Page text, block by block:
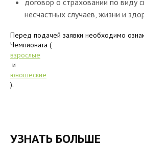
договор о страховании по виду
несчастных случаев, жизни и
Перед подачей заявки необходимо
Чемпионата (
взрослые
и
юношеские
).
УЗНАТЬ БОЛЬШЕ